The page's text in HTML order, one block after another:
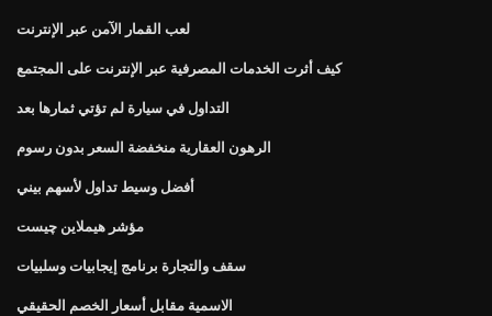
لعب القمار الآمن عبر الإنترنت
كيف أثرت الخدمات المصرفية عبر الإنترنت على المجتمع
التداول في سيارة لم تؤتي ثمارها بعد
الرهون العقارية منخفضة السعر بدون رسوم
أفضل وسيط تداول لأسهم بيني
مؤشر هيملاين چیست
سقف والتجارة برنامج إيجابيات وسلبيات
الاسمية مقابل أسعار الخصم الحقيقي